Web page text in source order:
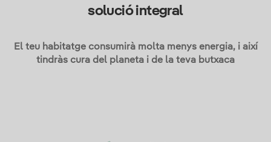
solució integral
El teu habitatge consumirà molta menys energia, i així
tindràs cura del planeta i de la teva butxaca